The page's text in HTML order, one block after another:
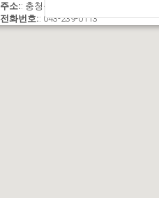
주소:: 충청북도 청주시 흥덕구 가로수
전화번호:: 043-239-0113